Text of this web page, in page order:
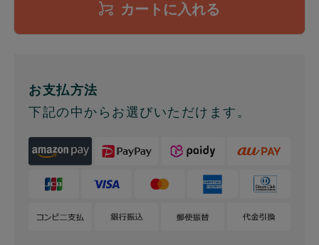
カートに入れる
お支払方法
下記の中からお選びいただけます。